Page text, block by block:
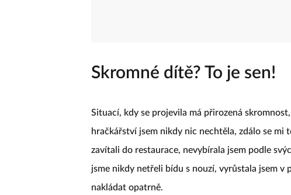
Skromné dítě? To je sen!
Situací, kdy se projevila má přirozená
hračkářství jsem nikdy nic nechtěla, zdálo se mi
zavítali do restaurace, nevybírala jsem podle
jsme nikdy netřeli bídu s nouzí, vyrůstala jsem v
nakládat opatrně.